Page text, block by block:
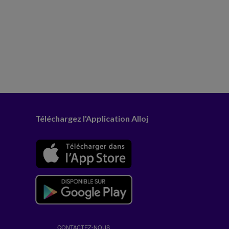
Téléchargez l'Application Alloj
CONTACTEZ-NOUS